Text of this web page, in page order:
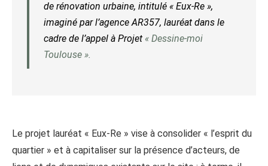
de rénovation urbaine, intitulé « Eux-Re »,
imaginé par l’agence AR357, lauréat dans le
cadre de l’appel à Projet « Dessine-moi
Toulouse ».
Le projet lauréat « Eux-Re » vise à consolider « l’esprit du
quartier » et à capitaliser sur la présence d’acteurs, de